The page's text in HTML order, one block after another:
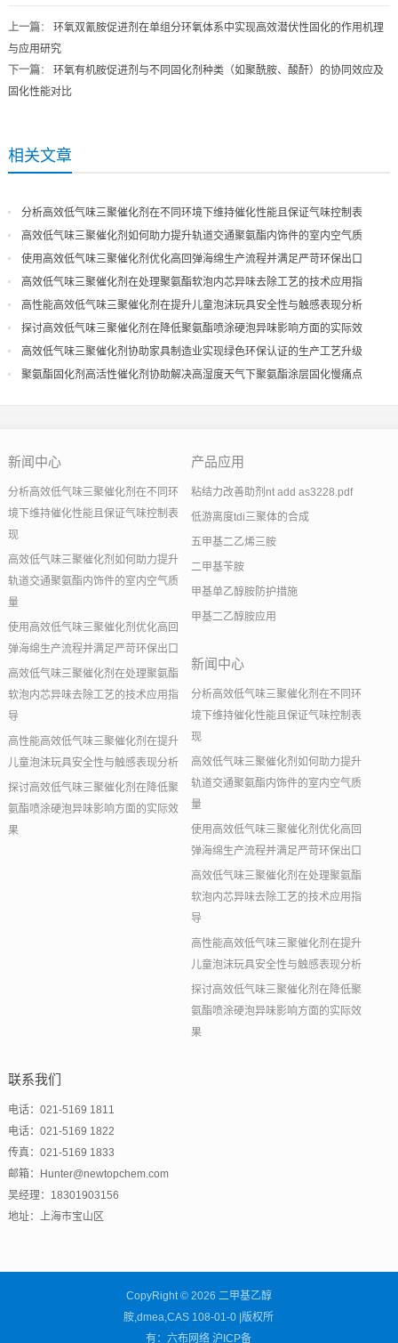
上一篇： 环氧双氰胺促进剂在单组分环氧体系中实现高效潜伏性固化的作用机理
与应用研究
下一篇： 环氧有机胺促进剂与不同固化剂种类（如聚酰胺、酸酐）的协同效应及
固化性能对比
相关文章
分析高效低气味三聚催化剂在不同环境下维持催化性能且保证气味控制表
现
高效低气味三聚催化剂如何助力提升轨道交通聚氨酯内饰件的室内空气质
量
使用高效低气味三聚催化剂优化高回弹海绵生产流程并满足严苛环保出口
高效低气味三聚催化剂在处理聚氨酯软泡内芯异味去除工艺的技术应用指
导
高性能高效低气味三聚催化剂在提升儿童泡沫玩具安全性与触感表现分析
探讨高效低气味三聚催化剂在降低聚氨酯喷涂硬泡异味影响方面的实际效
果
高效低气味三聚催化剂协助家具制造业实现绿色环保认证的生产工艺升级
聚氨酯固化剂高活性催化剂协助解决高湿度天气下聚氨酯涂层固化慢痛点
新闻中心
分析高效低气味三聚催化剂在不同环
境下维持催化性能且保证气味控制表
现
高效低气味三聚催化剂如何助力提升
轨道交通聚氨酯内饰件的室内空气质
量
使用高效低气味三聚催化剂优化高回
弹海绵生产流程并满足严苛环保出口
高效低气味三聚催化剂在处理聚氨酯
软泡内芯异味去除工艺的技术应用指
导
高性能高效低气味三聚催化剂在提升
儿童泡沫玩具安全性与触感表现分析
探讨高效低气味三聚催化剂在降低聚
氨酯喷涂硬泡异味影响方面的实际效
果
产品应用
粘结力改善助剂nt add as3228.pdf
低游离度tdi三聚体的合成
五甲基二乙烯三胺
二甲基苄胺
甲基单乙醇胺防护措施
甲基二乙醇胺应用
新闻中心
分析高效低气味三聚催化剂在不同环
境下维持催化性能且保证气味控制表
现
高效低气味三聚催化剂如何助力提升
轨道交通聚氨酯内饰件的室内空气质
量
使用高效低气味三聚催化剂优化高回
弹海绵生产流程并满足严苛环保出口
高效低气味三聚催化剂在处理聚氨酯
软泡内芯异味去除工艺的技术应用指
导
高性能高效低气味三聚催化剂在提升
儿童泡沫玩具安全性与触感表现分析
探讨高效低气味三聚催化剂在降低聚
氨酯喷涂硬泡异味影响方面的实际效
果
联系我们
电话：021-5169 1811
电话：021-5169 1822
传真：021-5169 1833
邮箱：Hunter@newtopchem.com
吴经理：18301903156
地址：上海市宝山区
CopyRight © 2026 二甲基乙醇
胺,dmea,CAS 108-01-0 |版权所
有：六布网络沪ICP备